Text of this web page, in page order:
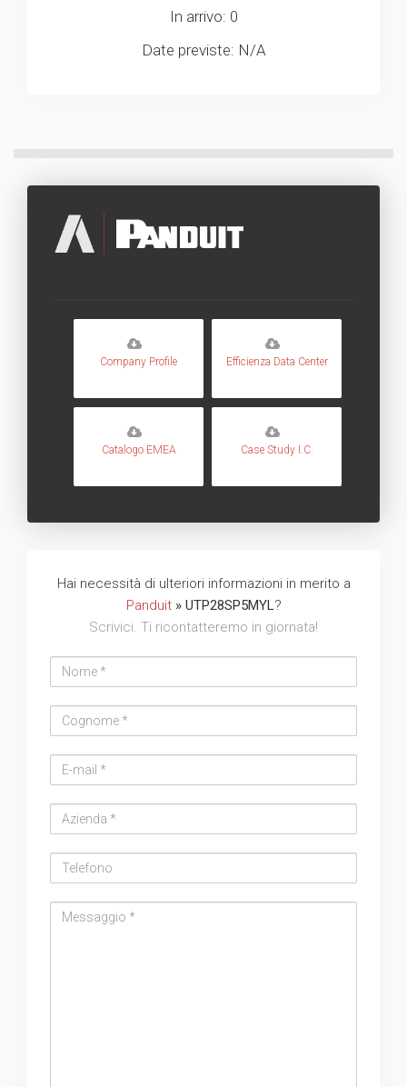
In arrivo: 0
Date previste: N/A
Company Profile Efficienza Data Center
Catalogo EMEA Case Study I.C.
Hai necessità di ulteriori informazioni in merito a
Panduit» UTP28SP5MYL?
Scrivici. Ti ricontatteremo in giornata!
address